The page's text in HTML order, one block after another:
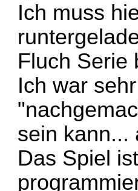
Ich muss
Fluch Serie
Ich war
sein kann...
Das Spiel